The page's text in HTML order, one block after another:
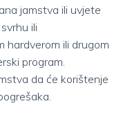
jamstva ili uvjete
ili
hardverom ili drugom
program.
da će korištenje